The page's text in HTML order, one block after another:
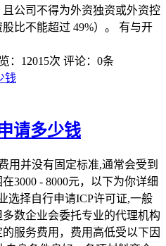
公司不得为外资独资或外资控
比不能超过 49%）。 有与开
：12015次 评论：0条
请多少钱
用并没有固定标准,通常会受到
3000 - 8000元，以下为你详细
选择自行申请ICP许可证,一般
数企业会委托专业的代理机构
服务费用，费用高低受以下因